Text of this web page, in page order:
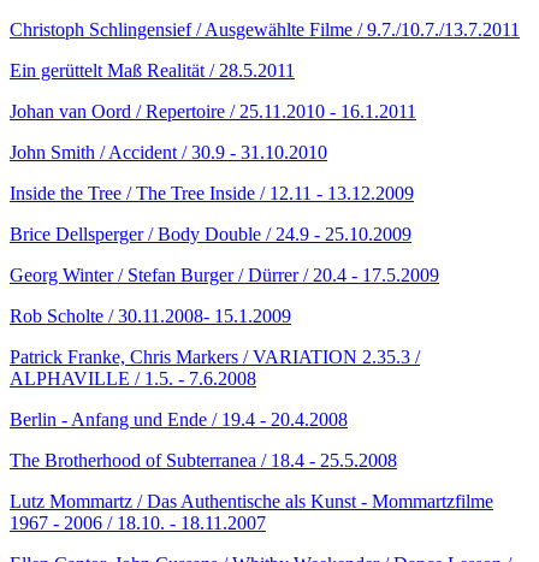
Christoph Schlingensief / Ausgewählte Filme / 9.7./10.7./13.7.2011
Ein gerüttelt Maß Realität / 28.5.2011
Johan van Oord / Repertoire / 25.11.2010 - 16.1.2011
John Smith / Accident / 30.9 - 31.10.2010
Inside the Tree / The Tree Inside / 12.11 - 13.12.2009
Brice Dellsperger / Body Double / 24.9 - 25.10.2009
Georg Winter / Stefan Burger / Dürrer / 20.4 - 17.5.2009
Rob Scholte / 30.11.2008- 15.1.2009
Patrick Franke, Chris Markers / VARIATION 2.35.3 /
ALPHAVILLE / 1.5. - 7.6.2008
Berlin - Anfang und Ende / 19.4 - 20.4.2008
The Brotherhood of Subterranea / 18.4 - 25.5.2008
Lutz Mommartz / Das Authentische als Kunst - Mommartzfilme
1967 - 2006 / 18.10. - 18.11.2007